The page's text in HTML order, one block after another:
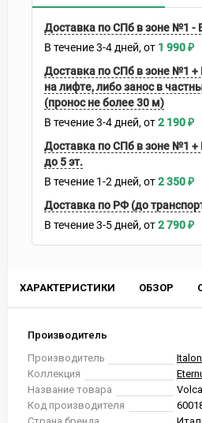
ХАРАКТЕРИСТИКИ ОБЗОР
Производитель
Производитель
Italon
Коллекция
Название товара
Код производителя
Доставка по СПб в зоне №1 -
В течение3-4 дней 1 990₽
Доставка по СПб в зоне №1
на лифте, либо занос в
(пронос не более 30 м)
В течение3-4 дней 2 190₽
Доставка по СПб в зоне №1
до 5 эт.
В течение 1-2 дней 2 350₽
Доставка по РФ (до
В течение3-5 дней 2 790₽